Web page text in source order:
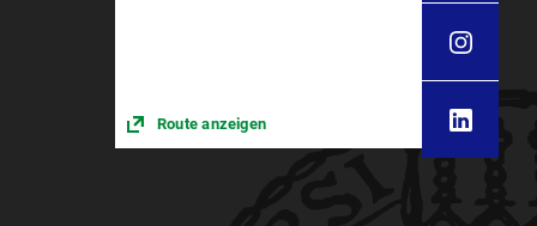
Route anzeigen